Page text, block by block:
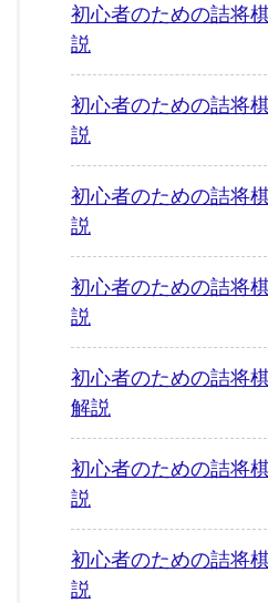
初心者のための詰
説
初心者のための詰
説
初心者のための詰
説
初心者のための詰
説
初心者のための詰
解説
初心者のための詰
説
初心者のための詰
説